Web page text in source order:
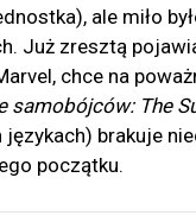
ale miło
Już zresztą
chce na
samobójców: The
brakuje
początku.